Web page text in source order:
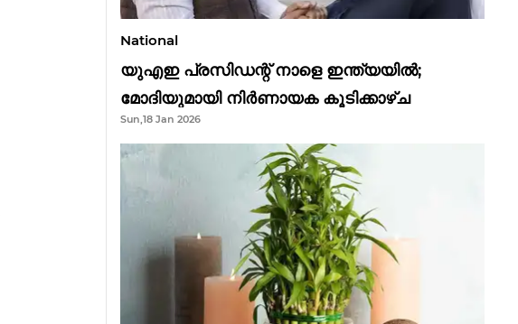
National
യുഎഇ പ്രസിഡന്റ് നാളെ ഇന്ത്യയിൽ;
മോദിയുമായി നിർണായക കൂടിക്കാഴ്ച
Sun,18 Jan 2026